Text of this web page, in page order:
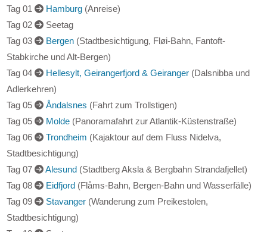
Tag 01 Hamburg (Anreise)
Tag 02
Seetag
Tag 03
Bergen (Stadtbesichtigung, Fløi-Bahn, Fantoft-
Stabkirche und Alt-Bergen)
Tag 04
Hellesylt, Geirangerfjord & Geiranger (Dalsnibba und
Adlerkehren)
Tag 05
Åndalsnes (Fahrt zum Trollstigen)
Tag 05
Molde (Panoramafahrt zur Atlantik-Küstenstraße)
Tag 06
Trondheim (Kajaktour auf dem Fluss Nidelva,
Stadtbesichtigung)
Tag 07
Alesund (Stadtberg Aksla & Bergbahn Strandafjellet)
Tag 08
Eidfjord (Flåms-Bahn, Bergen-Bahn und Wasserfälle)
Tag 09
Stavanger (Wanderung zum Preikestolen,
Stadtbesichtigung)